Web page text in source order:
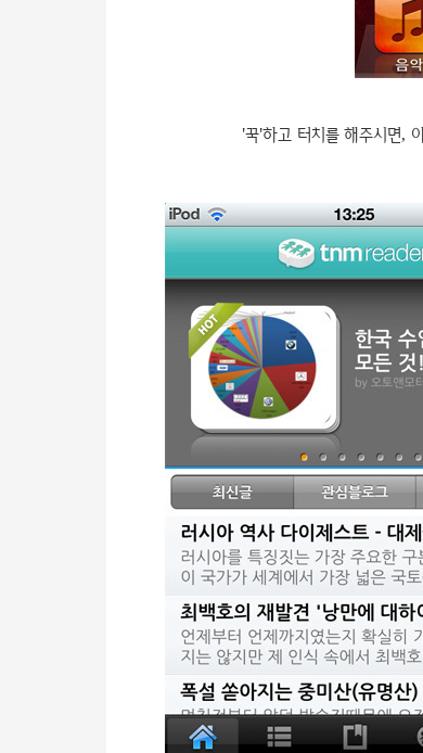
'꾹'하고 터치를 해주시면,